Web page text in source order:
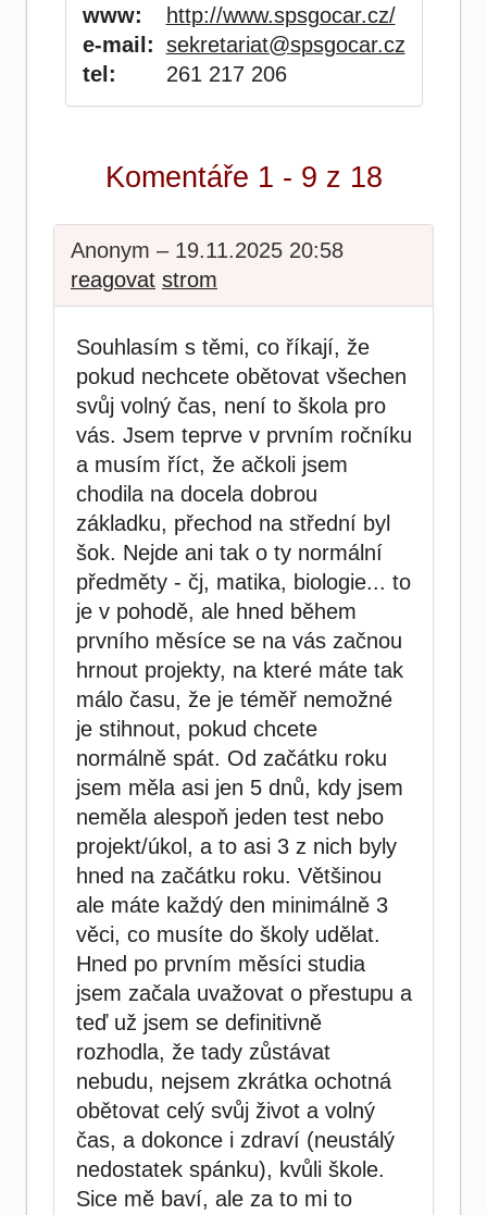
www:
http://www.spsgocar.cz/
e-mail: sekretariat@spsgocar.cz
tel:
261 217 206
Komentáře 1 - 9 z 18
Anonym – 19.11.2025 20:58
reagovat strom
Souhlasím s těmi, co říkají, že
pokud nechcete obětovat všechen
svůj volný čas, není to škola pro
vás. Jsem teprve v prvním ročníku
a musím říct, že ačkoli jsem
chodila na docela dobrou
základku, přechod na střední byl
šok. Nejde ani tak o ty normální
předměty - čj, matika, biologie... to
je v pohodě, ale hned během
prvního měsíce se na vás začnou
hrnout projekty, na které máte tak
málo času, že je téměř nemožné
je stihnout, pokud chcete
normálně spát. Od začátku roku
jsem měla asi jen 5 dnů, kdy jsem
neměla alespoň jeden test nebo
projekt/úkol, a to asi 3 z nich byly
hned na začátku roku. Většinou
ale máte každý den minimálně 3
věci, co musíte do školy udělat.
Hned po prvním měsíci studia
jsem začala uvažovat o přestupu a
teď už jsem se definitivně
rozhodla, že tady zůstávat
nebudu, nejsem zkrátka ochotná
obětovat celý svůj život a volný
čas, a dokonce i zdraví (neustálý
nedostatek spánku), kvůli škole.
Sice mě baví, ale za to mi to